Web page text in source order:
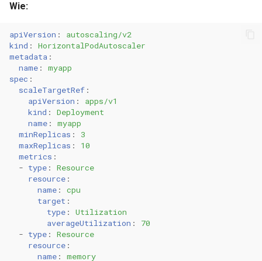
Wie:
apiVersion :
autoscaling/v2
kind :
HorizontalPodAutoscaler
metadata :
name :
myapp
spec :
scaleTargetRef :
apiVersion :
apps/v1
kind :
Deployment
name :
myapp
minReplicas :
3
maxReplicas :
10
metrics :
- type :
Resource
resource :
name :
cpu
target :
type :
Utilization
averageUtilization :
70
- type :
Resource
resource :
name : memory